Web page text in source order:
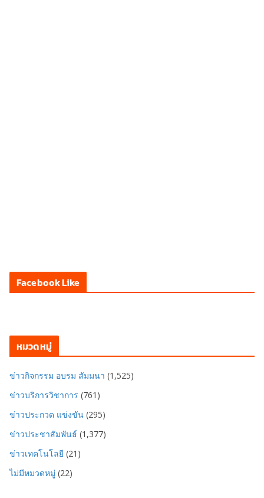
Facebook Like
หมวดหมู่
ข่าวกิจกรรม อบรม สัมมนา (1,525)
ข่าวบริการวิชาการ (761)
ข่าวประกวด แข่งขัน (295)
ข่าวประชาสัมพันธ์ (1,377)
ข่าวเทคโนโลยี (21)
ไม่มีหมวดหมู่ (22)